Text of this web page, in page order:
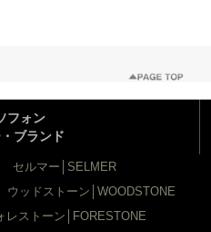
フォン
ブランド
セルマー│SELMER
ウッドストーン│WOODSTONE
レストーン│FORESTONE